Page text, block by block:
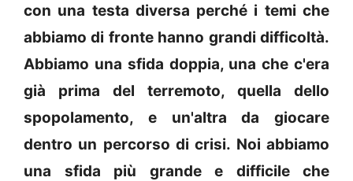
con una testa diversa perché i temi che
abbiamo di fronte hanno grandi difficoltà.
Abbiamo una sfida doppia, una che c'era
già prima del terremoto, quella dello
spopolamento, e un'altra da giocare
dentro un percorso di crisi. Noi abbiamo
una sfida più grande e difficile che